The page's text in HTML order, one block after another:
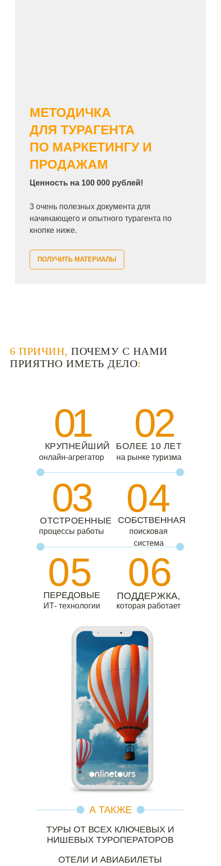
МЕТОДИЧКА
ДЛЯ ТУРАГЕНТА
ПО МАРКЕТИНГУ И
ПРОДАЖАМ
Ценность на 100 000 рублей!
3 очень полезных документа для
начинающего и опытного турагента по
кнопке ниже.
ПОЛУЧИТЬ МАТЕРИАЛЫ
6 ПРИЧИН, ПОЧЕМУ С НАМИ
ПРИЯТНО ИМЕТЬ ДЕЛО:
ПОДДЕРЖКА,
06
которая работает
04
СОБСТВЕННАЯ
поисковая
система
05
ПЕРЕДОВЫЕ
ИТ- технологии
01
КРУПНЕЙШИЙ
онлайн-агрегатор
02
БОЛЕЕ 10 ЛЕТ
на рынке туризма
03
ОТСТРОЕННЫЕ
процессы работы
ОТЕЛИ И АВИАБИЛЕТЫ
А ТАКЖЕ
ТУРЫ ОТ ВСЕХ КЛЮЧЕВЫХ И
НИШЕВЫХ ТУРОПЕРАТОРОВ